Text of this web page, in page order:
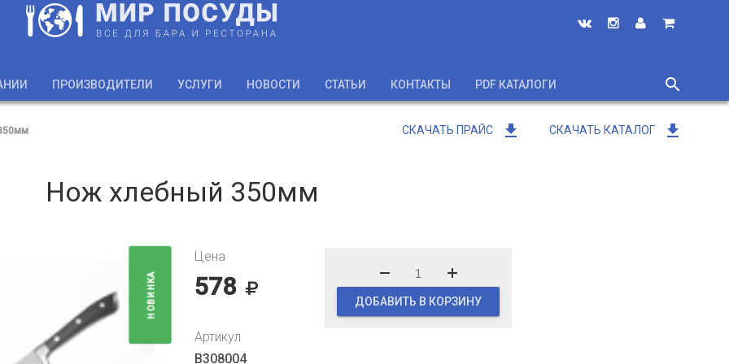
ПРОИЗВОДИТЕЛИ УСЛУГИ НОВОСТИ СТАТЬИ КОНТАКТЫ PDF КАТАЛОГИ
search
close
СКАЧАТЬ ПРАЙС get_app СКАЧАТЬ КАТАЛОГ get_app
Нож хлебный 350мм
НОВИНКА
Цена
578
ДОБАВИТЬ В КОРЗИНУ
Артикул
B308004